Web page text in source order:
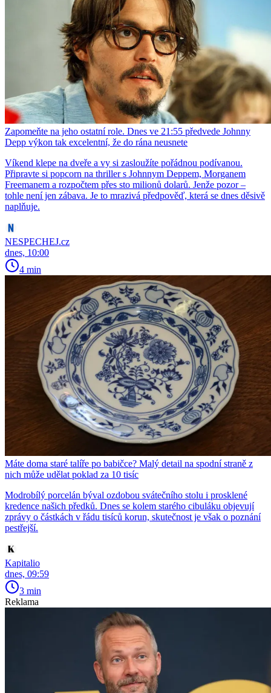
Zapomeňte na jeho ostatní role. Dnes ve 21:55 předvede Johnny
Depp výkon tak excelentní, že do rána neusnete
Víkend klepe na dveře a vy si zasloužíte pořádnou podívanou.
Připravte si popcorn na thriller s Johnnym Deppem, Morganem
Freemanem a rozpočtem přes sto milionů dolarů. Jenže pozor –
tohle není jen zábava. Je to mrazivá předpověď, která se dnes děsivě
naplňuje.
NESPECHEJ.cz
dnes, 10:00
4 min
Máte doma staré talíře po babičce? Malý detail na spodní straně z
nich může udělat poklad za 10 tisíc
Modrobílý porcelán býval ozdobou svátečního stolu i prosklené
kredence našich předků. Dnes se kolem starého cibuláku objevují
zprávy o částkách v řádu tisíců korun, skutečnost je však o poznání
pestřejší.
Kapitalio
dnes, 09:59
3 min
Reklama